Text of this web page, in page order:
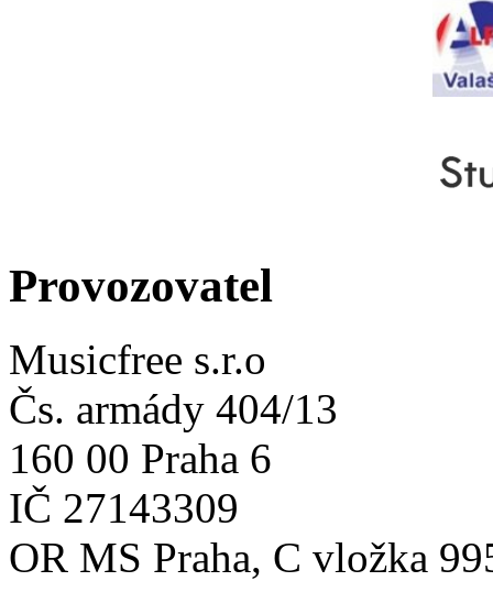
Provozovatel
Musicfree s.r.o
Čs. armády 404/13
160 00 Praha 6
IČ 27143309
OR MS Praha, C vložka